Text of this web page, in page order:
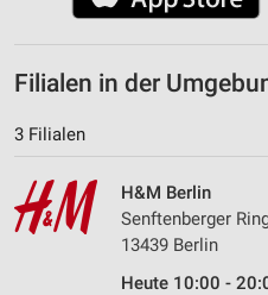
Filialen in der
3 Filialen
H&M Berlin
Senftenberger
13439 Berlin
Heute 10:00 -